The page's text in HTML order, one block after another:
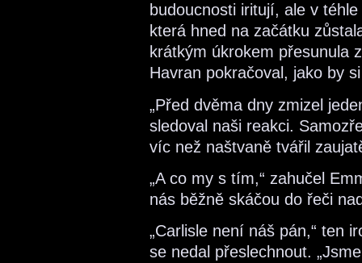
budoucnosti iritují, ale v
která hned na začátku
krátkým úkrokem přesunula
Havran pokračoval, jako by
„Před dvěma dny zmizel
sledoval naši reakci.
víc než naštvaně tvářil
„A co my s tím,“ zahučel
nás běžně skáčou do řeči
„Carlisle není náš pán,“ ten
se nedal přeslechnout.